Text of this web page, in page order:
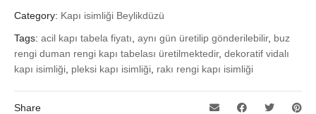
Değerlendirme yazabilmek için
oturum açmalısınız
Category: Kapı isimliği Beylikdüzü
Tags: acil kapı tabela fiyatı aynı gün üretilip gönderilebilir, buz
rengi duman rengi kapı tabelası üretilmektedir, dekoratif vidalı
kapı isimliği pleksi kapı isimliği rakı rengi kapı isimliği
Share